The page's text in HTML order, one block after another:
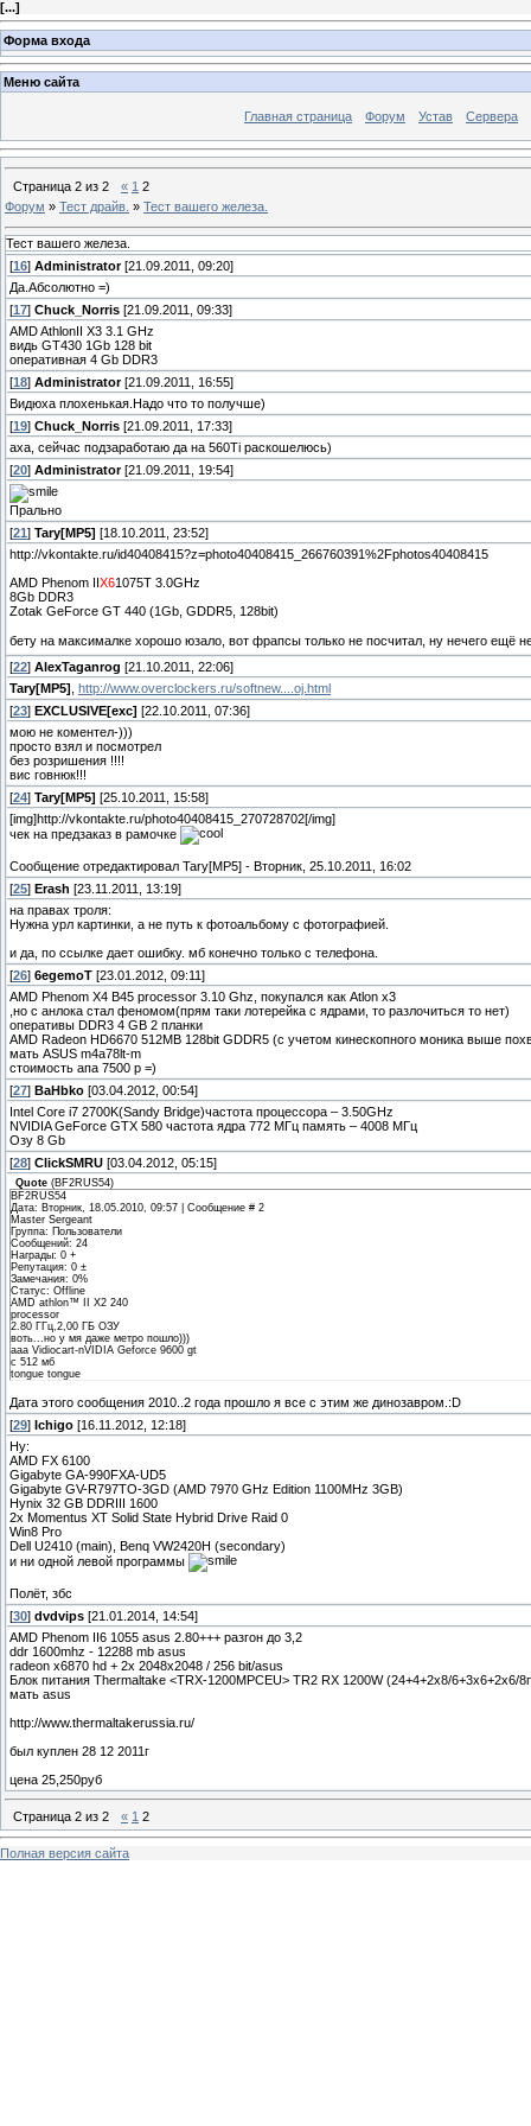
[...]
Форма входа
Меню сайта
Главная страница Форум Устав Сервера
Страница 2 из 2 « 1 2
Форум » Тест драйв. » Тест вашего железа.
Тест вашего железа.
[16] Administrator[21.09.2011, 09:20]
Да.Абсолютно =)
[17] Chuck_Norris [21.09.2011, 09:33]
AMD AthlonII X3 3.1 GHz
видь GT430 1Gb 128 bit
оперативная 4 Gb DDR3
[18] Administrator[21.09.2011, 16:55]
Видюха плохенькая.Надо что то получше)
[19] Chuck_Norris [21.09.2011, 17:33]
аха, сейчас подзаработаю да на 560Ti раскошелюсь)
[20] Administrator[21.09.2011, 19:54]
Прально
[21 ] Tary[MP5] [18.10.2011, 23:52]
http://vkontakte.ru/id40408415?z=photo40408415_266760391%2Fphotos40408415
AMD Phenom II X61075T 3.0GHz
8Gb DDR3
Zotak GeForce GT 440 (1Gb, GDDR5, 128bit)
бету на максималке хорошо юзало, вот фрапсы только не посчитал, ну нечего ещё
[22] AlexTaganrog [21.10.2011, 22:06]
Tary[MP5]
http://www.overclockers.ru/softnew....oj.html
[23] EXCLUSIVE[exc] [22.10.2011, 07:36]
мою не коментел-)))
просто взял и посмотрел
без розришения !!!!
вис говнюк!!!
[24] Tary[MP5] [25.10.2011, 15:58]
[img]http://vkontakte.ru/photo40408415_270728702[/img]
чек на предзаказ в рамочке
Сообщение отредактировал Tary[MP5] - Вторник, 25.10.2011, 16:02
[25] Erash [23.11.2011, 13:19]
на правах троля:
Нужна урл картинки, а не путь к фотоальбому с фотографией.
и да, по ссылке дает ошибку. мб конечно только с телефона.
[26] 6egemoT [23.01.2012, 09:11]
AMD Phenom X4 B45 processor 3.10 Ghz, покупался как Atlon x3
,но с анлока стал феномом(прям таки лотерейка с ядрами, то разлочиться то нет)
оперативы DDR3 4 GB 2 планки
AMD Radeon HD6670 512MB 128bit GDDR5 (с учетом кинескопного моника выше
мать ASUS m4a78lt-m
стоимость апа 7500 р =)
[27] BaHbko [03.04.2012, 00:54]
Intel Core i7 2700K(Sandy Bridge)частота процессора – 3.50GHz
NVIDIA GeForce GTX 580 частота ядра 772 МГц память – 4008 МГц
Озу 8 Gb
[28] ClickSMRU [03.04.2012, 05:15]
Quote (BF2RUS54)
BF2RUS54
Дата: Вторник, 18.05.2010, 09:57 | Сообщение # 2
Master Sergeant
Группа: Пользователи
Сообщений: 24
Награды: 0 +
Репутация: 0 ±
Замечания: 0%
Статус: Offline
AMD athlon™ II X2 240
processor
2.80 ГГц,2,00 ГБ ОЗУ
воть...но у мя даже метро пошло)))
ааа Vidiocart-nVIDIA Geforce 9600 gt
с 512 мб
tongue tongue
Дата этого сообщения 2010..2 года прошло я все с этим же динозавром.:D
[29] Ichigo [16.11.2012, 12:18]
Ну:
AMD FX 6100
Gigabyte GA-990FXA-UD5
Gigabyte GV-R797TO-3GD (AMD 7970 GHz Edition 1100MHz 3GB)
Hynix 32 GB DDRIII 1600
2x Momentus XT Solid State Hybrid Drive Raid 0
Win8 Pro
Dell U2410 (main), Benq VW2420H (secondary)
и ни одной левой программы
Полёт, збс
[30] dvdvips [21.01.2014, 14:54]
AMD Phenom II6 1055 asus 2.80+++ разгон до 3,2
ddr 1600mhz - 12288 mb asus
radeon x6870 hd + 2x 2048x2048 / 256 bit/asus
Блок питания Thermaltake <TRX-1200MPCEU> TR2 RX 1200W (24+4+2x8/6+3x6+2x6/
мать asus
http://www.thermaltakerussia.ru/
был куплен 28 12 2011г
цена 25,250руб
Страница 2 из 2 « 1 2
Полная версия сайта